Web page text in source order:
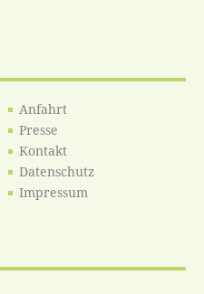
Anfahrt
Presse
Kontakt
Datenschutz
Impressum